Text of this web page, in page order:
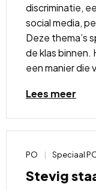
discriminatie,
social media,
Deze thema’s
de klas binnen.
een manier die
Lees meer
Lees
over
PO Speciaal
Stevig